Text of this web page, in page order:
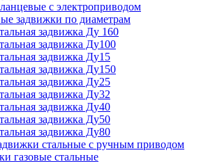
с электроприводом
задвижки по диаметрам
задвижка Ду 160
задвижка Ду100
задвижка Ду15
задвижка Ду150
задвижка Ду25
задвижка Ду32
задвижка Ду40
задвижка Ду50
задвижка Ду80
стальные с ручным приводом
газовые стальные